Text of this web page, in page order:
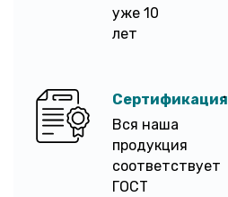
уже 10
лет
Сертификация
Вся наша
продукция
соответствует
ГОСТ